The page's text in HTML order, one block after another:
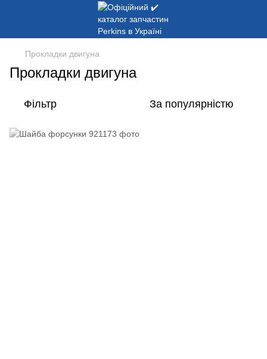
Прокладки двигуна
Прокладки двигуна
Фільтр За популярністю